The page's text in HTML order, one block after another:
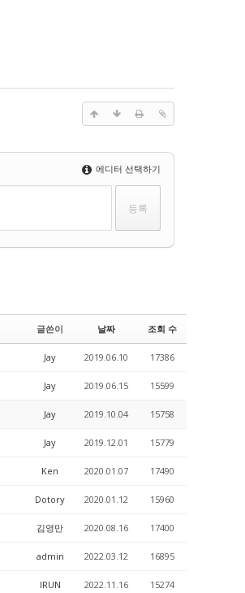
에디터 선택하기
글쓴이 날짜 조회 수
Jay 2019.06.10 17386
Jay 2019.06.15 15599
Jay 2019.10.04 15758
Jay 2019.12.01 15779
Ken 2020.01.07 17490
Dotory 2020.01.12 15960
김영만 2020.08.16 17400
admin 2022.03.12 16895
IRUN 2022.11.16 15274